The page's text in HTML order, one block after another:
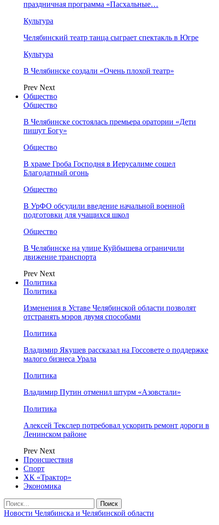
праздничная программа «Пасхальные…
Культура
Челябинский театр танца сыграет спектакль в Югре
Культура
В Челябинске создали «Очень плохой театр»
Prev Next
Общество
Общество
В Челябинске состоялась премьера оратории «Дети
пишут Богу»
Общество
В храме Гроба Господня в Иерусалиме сошел
Благодатный огонь
Общество
В УрФО обсудили введение начальной военной
подготовки для учащихся школ
Общество
В Челябинске на улице Куйбышева ограничили
движение транспорта
Prev Next
Политика
Политика
Изменения в Уставе Челябинской области позволят
отстранять мэров двумя способами
Политика
Владимир Якушев рассказал на Госсовете о поддержке
малого бизнеса Урала
Политика
Владимир Путин отменил штурм «Азовстали»
Политика
Алексей Текслер потребовал ускорить ремонт дороги в
Ленинском районе
Prev Next
Происшествия
Спорт
ХК «Трактор»
Экономика
Новости Челябинска и Челябинской области